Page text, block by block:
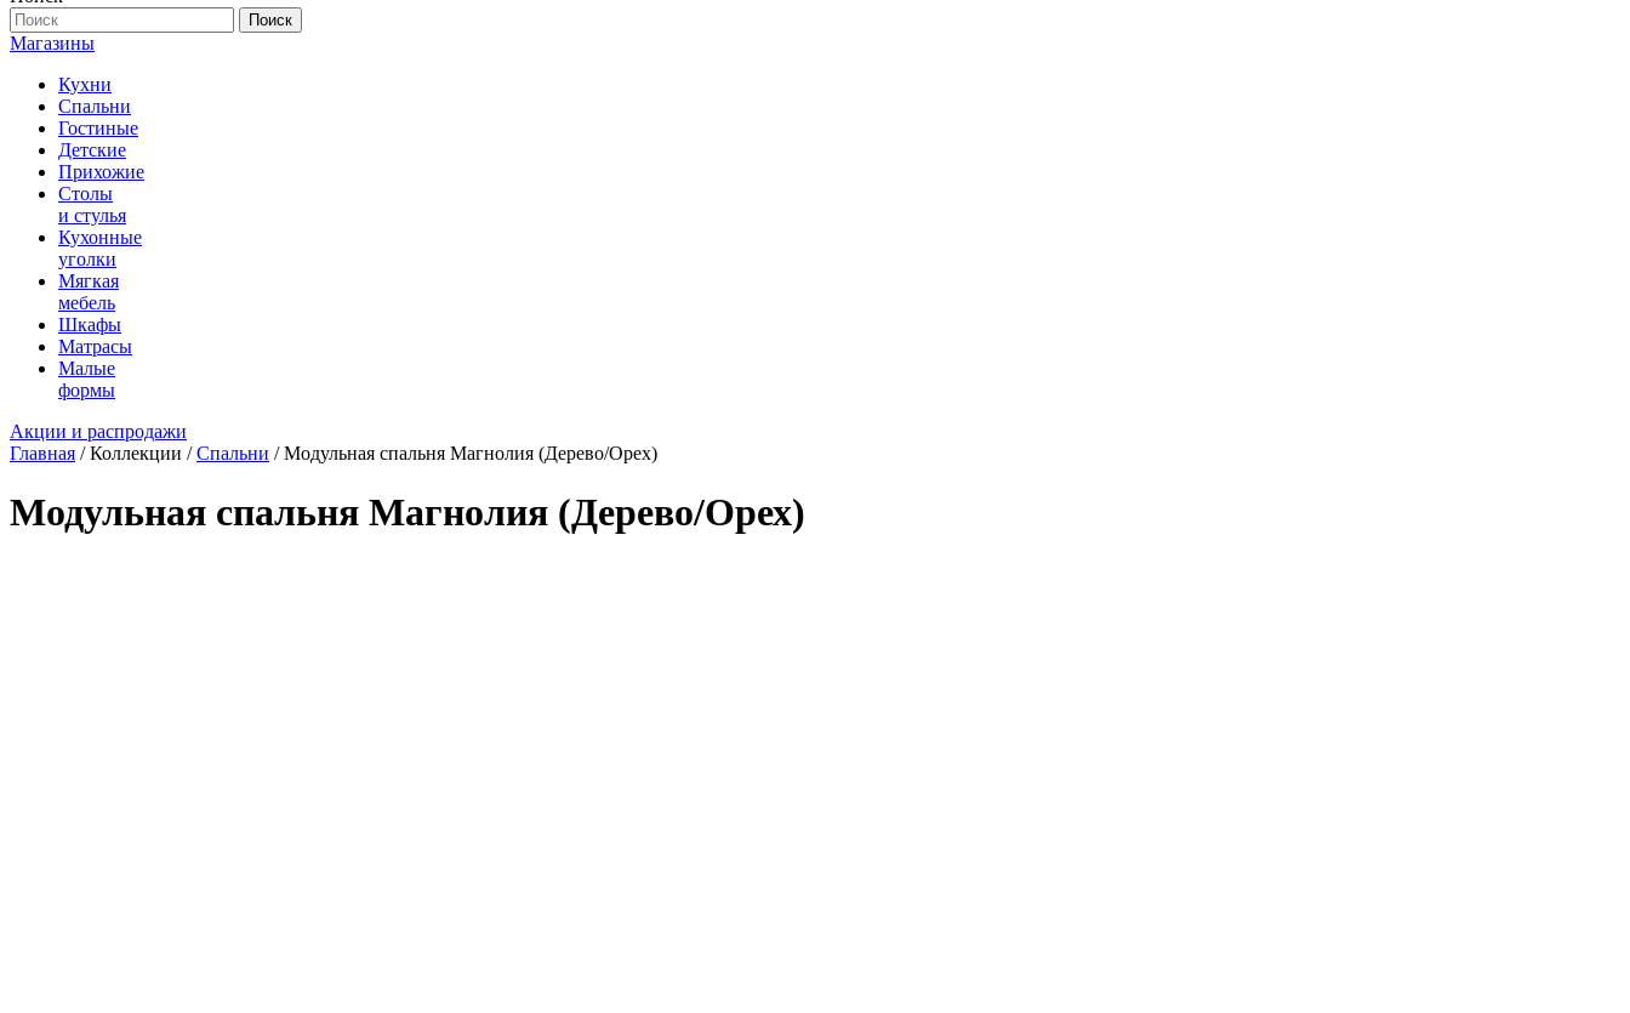
Поиск
Магазины
Кухни
Спальни
Гостиные
Детские
Прихожие
Столы
и стулья
Кухонные
уголки
Мягкая
мебель
Шкафы
Матрасы
Малые
формы
Акции и распродажи
Главная / Коллекции /Спальни / Модульная спальня Магнолия (Дерево/Орех)
Модульная спальня Магнолия (Дерево/Орех)